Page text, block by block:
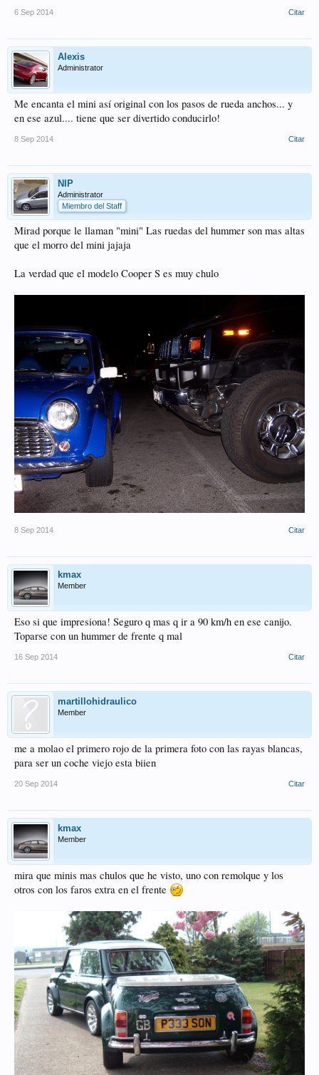
6 Sep 2014 Citar
Alexis
Administrator
Me encanta el mini así original con los pasos de rueda anchos... y
en ese azul.... tiene que ser divertido conducirlo!
8 Sep 2014 Citar
NIP
Administrator
Miembro del Staff
Mirad porque le llaman "mini" Las ruedas del hummer son mas altas
que el morro del mini jajaja
La verdad que el modelo Cooper S es muy chulo
8 Sep 2014 Citar
kmax
Member
Eso si que impresiona! Seguro q mas q ir a 90 km/h en ese canijo.
Toparse con un hummer de frente q mal
16 Sep 2014 Citar
martillohidraulico
Member
me a molao el primero rojo de la primera foto con las rayas blancas,
para ser un coche viejo esta biien
20 Sep 2014 Citar
kmax
Member
mira que minis mas chulos que he visto, uno con remolque y los
otros con los faros extra en el frente